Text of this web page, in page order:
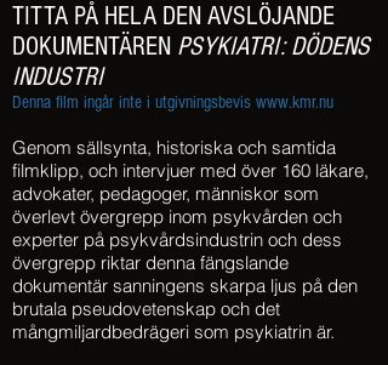
TITTA PÅ HELA DEN AVSLÖJANDE
DOKUMENTÄREN PSYKIATRI: DÖDENS
INDUSTRI
Denna film ingår inte i utgivningsbevis www.kmr.nu
Genom sällsynta, historiska och samtida
filmklipp, och intervjuer med över 160 läkare,
advokater, pedagoger, människor som
överlevt övergrepp inom psykvården och
experter på psykvårdsindustrin och dess
övergrepp riktar denna fängslande
dokumentär sanningens skarpa ljus på den
brutala pseudovetenskap och det
mångmiljardbedrägeri som psykiatrin är.